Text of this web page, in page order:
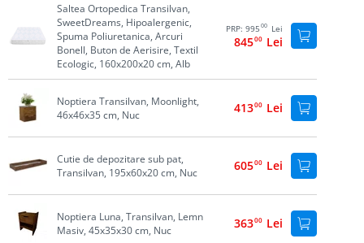
Saltea Ortopedica Transilvan,
SweetDreams, Hipoalergenic,
Spuma Poliuretanica, Arcuri
Bonell, Buton de Aerisire, Textil
Ecologic, 160x200x20 cm, Alb
PRP: 995 00 Lei
84500 Lei
Noptiera Transilvan, Moonlight,
46x46x35 cm, Nuc
41300 Lei
Cutie de depozitare sub pat,
Transilvan, 195x60x20 cm, Nuc
60500 Lei
Noptiera Luna, Transilvan, Lemn
Masiv, 45x35x30 cm, Nuc
36300 Lei